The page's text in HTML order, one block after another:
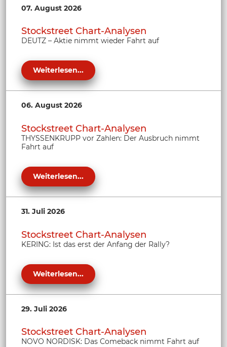
07. August 2026
Stockstreet Chart-Analysen
DEUTZ – Aktie nimmt wieder Fahrt auf
Weiterlesen...
06. August 2026
Stockstreet Chart-Analysen
THYSSENKRUPP vor Zahlen: Der Ausbruch nimmt
Fahrt auf
Weiterlesen...
31. Juli 2026
Stockstreet Chart-Analysen
KERING: Ist das erst der Anfang der Rally?
Weiterlesen...
29. Juli 2026
Stockstreet Chart-Analysen
NOVO NORDISK: Das Comeback nimmt Fahrt auf